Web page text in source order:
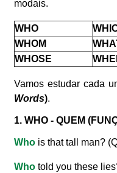
modais.
WHO
WHOM
WHOSE
Vamos estudar cada
Words).
1. WHO - QUEM
Who is that tall man?
Who told you these